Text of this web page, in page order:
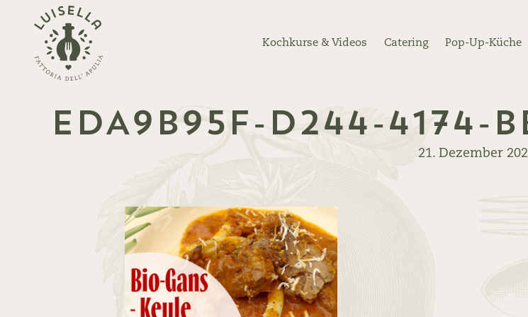
Zurück
zur
Startseite
Kochkurse & Videos Catering Pop-Up-Küche
EDA9B95F-D244-4174-
21. Dezember